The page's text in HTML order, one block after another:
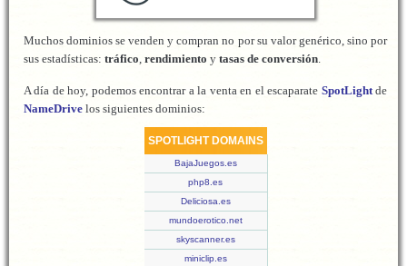
Muchos dominios se venden y compran no por su valor genérico, sino por
sus estadísticas: tráfico, rendimiento y tasas de conversión.
A día de hoy, podemos encontrar a la venta en el escaparate SpotLight de
NameDrive los siguientes dominios:
SPOTLIGHT DOMAINS
BajaJuegos.es
php8.es
Deliciosa.es
mundoerotico.net
skyscanner.es
miniclip.es